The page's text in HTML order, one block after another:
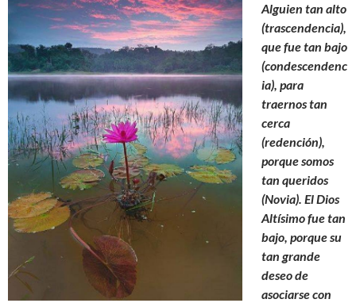
Alguien tan alto
(trascendencia),
que fue tan bajo
(condescendenc
ia), para
traernos tan
cerca
(redención),
porque somos
tan queridos
(Novia). El Dios
Altísimo fue tan
bajo, porque su
tan grande
deseo de
asociarse con